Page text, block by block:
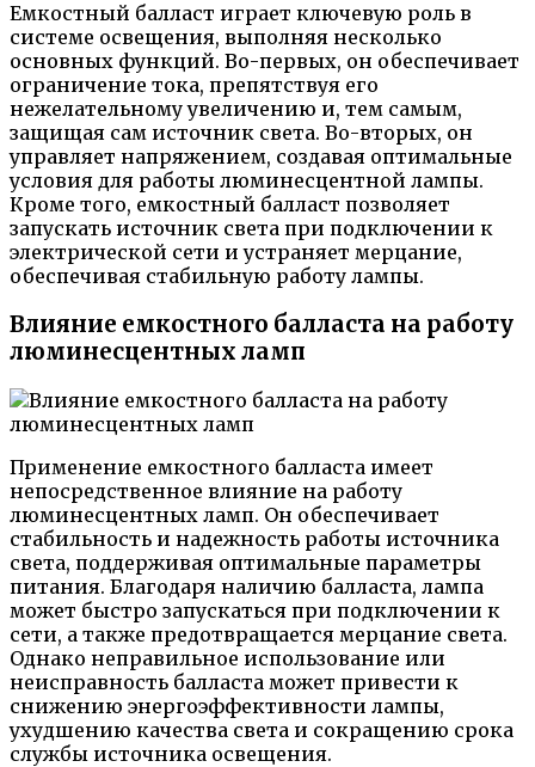
Емкостный балласт играет ключевую роль в
системе освещения, выполняя несколько
основных функций. Во-первых, он обеспечивает
ограничение тока, препятствуя его
нежелательному увеличению и, тем самым,
защищая сам источник света. Во-вторых, он
управляет напряжением, создавая оптимальные
условия для работы люминесцентной лампы.
Кроме того, емкостный балласт позволяет
запускать источник света при подключении к
электрической сети и устраняет мерцание,
обеспечивая стабильную работу лампы.
Влияние емкостного балласта на работу
люминесцентных ламп
Применение емкостного балласта имеет
непосредственное влияние на работу
люминесцентных ламп. Он обеспечивает
стабильность и надежность работы источника
света, поддерживая оптимальные параметры
питания. Благодаря наличию балласта, лампа
может быстро запускаться при подключении к
сети, а также предотвращается мерцание света.
Однако неправильное использование или
неисправность балласта может привести к
снижению энергоэффективности лампы,
ухудшению качества света и сокращению срока
службы источника освещения.